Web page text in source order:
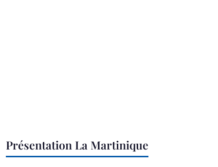
Présentation La Martinique